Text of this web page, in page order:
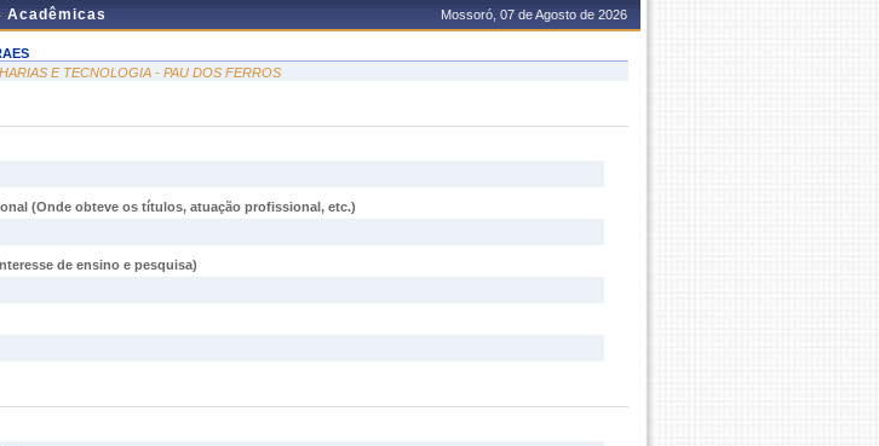
Acadêmicas Mossoró, 07 de Agosto de 2026
E TECNOLOGIA - PAU DOS FERROS
(Onde obteve os títulos, atuação profissional, etc.)
de ensino e pesquisa)